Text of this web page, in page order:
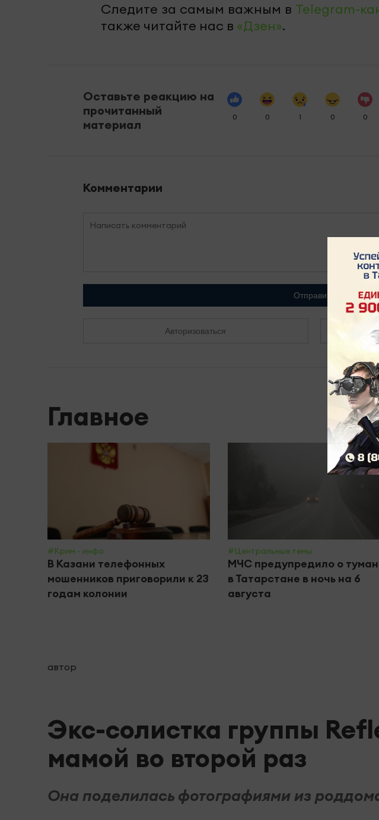
Следите за самым важным в Telegram-
также читайте нас в «Дзен».
Оставьте реакцию на
прочитанный
материал
0 0 1 0 0
Комментарии
Отправить
Авторизоваться
Главное
#Крим - инфо
В Казани телефонных
мошенников приговорили к 23
годам колонии
#Центральные темы
МЧС предупредило о
в Татарстане в ночь на 6
августа
автор
Экс-солистка группы
мамой во второй раз
Она поделилась фотографиями из